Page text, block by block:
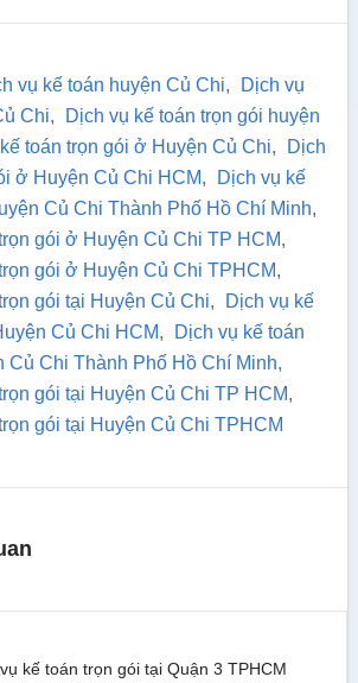
vụ kế toán huyện Củ Chi,
Dịch vụ
Chi,
Dịch vụ kế toán trọn gói huyện
toán trọn gói ở Huyện Củ Chi,
Dịch
ở Huyện Củ Chi HCM,
Dịch vụ kế
Củ Chi Thành Phố Hồ Chí Minh,
gói ở Huyện Củ Chi TP HCM,
gói ở Huyện Củ Chi TPHCM,
gói tại Huyện Củ Chi,
Dịch vụ kế
Củ Chi HCM,
Dịch vụ kế toán
Củ Chi Thành Phố Hồ Chí Minh,
gói tại Huyện Củ Chi TP HCM,
gói tại Huyện Củ Chi TPHCM
kế toán trọn gói tại Quận 3 TPHCM